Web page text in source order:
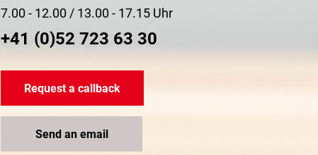
7.00 - 12.00 / 13.00 - 17.15 Uhr
+41 (0)52 723 63 30
Request a callback
Send an email